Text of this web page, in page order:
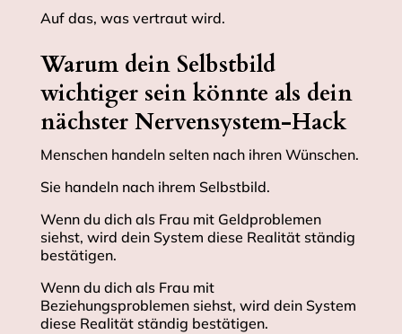
Auf das, was vertraut wird.
Warum dein Selbstbild
wichtiger sein könnte als dein
nächster Nervensystem-Hack
Menschen handeln selten nach ihren Wünschen.
Sie handeln nach ihrem Selbstbild.
Wenn du dich als Frau mit Geldproblemen
siehst, wird dein System diese Realität ständig
bestätigen.
Wenn du dich als Frau mit
Beziehungsproblemen siehst, wird dein System
diese Realität ständig bestätigen.